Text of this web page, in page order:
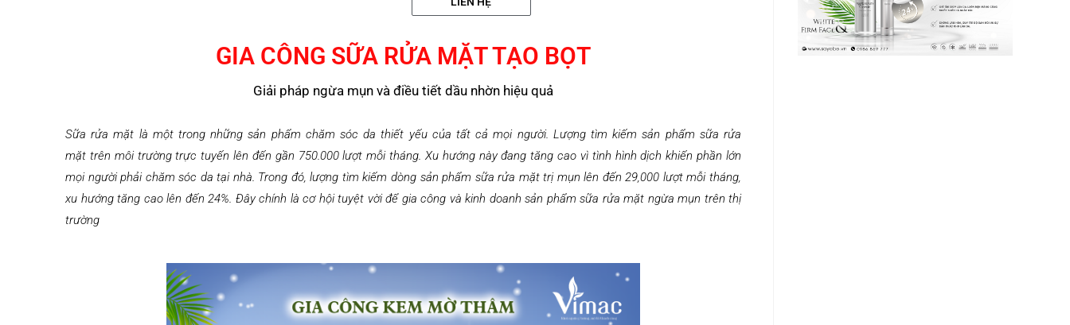
GIA CÔNG SỮA RỬA MẶT TẠO BỌT
Giải pháp ngừa mụn và điều tiết dầu nhờn hiệu quả
Sữa rửa mặt là một trong những sản phẩm chăm sóc da thiết yếu của tất cả mọi người. Lượng tìm kiếm sản phẩm sữa rửa
mặt trên môi trường trực tuyến lên đến gần 750.000 lượt mỗi tháng. Xu hướng này đang tăng cao vì tình hình dịch khiến phần lớn
mọi người phải chăm sóc da tại nhà. Trong đó, lượng tìm kiếm dòng sản phẩm sữa rửa mặt trị mụn lên đến 29,000 lượt mỗi tháng,
xu hướng tăng cao lên đến 24%. Đây chính là cơ hội tuyệt vời để gia công và kinh doanh sản phẩm sữa rửa mặt ngừa mụn trên thị
trường